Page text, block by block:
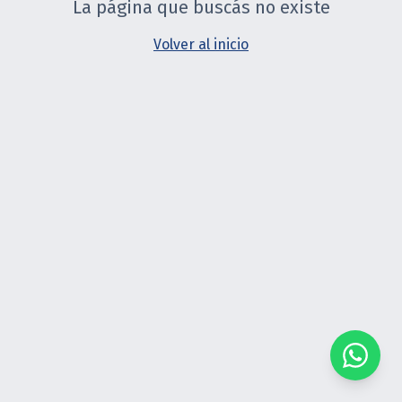
La página que buscás no existe
Volver al inicio